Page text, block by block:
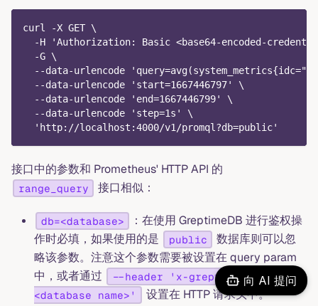
curl -X GET \
-H 'Authorization: Basic <base64-encoded-
  -G \
--data-urlencode
  --data-urlencode 'start=1667446797' \
  --data-urlencode 'end=1667446799' \
  --data-urlencode 'step=1s' \
  'http://localhost:4000/v1/promql?db=public'
接口中的参数和 Prometheus' HTTP API 的
range_query 接口相似：
db=<database>
：在使用 GreptimeDB 进行鉴权操
作时必填，如果使用的是
public
数据库则可以忽
略该参数。注意这个参数需要被设置在 query param
中，或者通过
--header 'x-greptime-db-name:
<database name>'
设置在 HTTP 请求头中。
向 AI 提问